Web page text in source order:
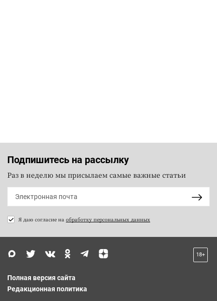
Подпишитесь на рассылку
Раз в неделю мы присылаем самые важные статьи
Я даю согласие на обработку персональных данных
18+
Полная версия сайта
Редакционная политика